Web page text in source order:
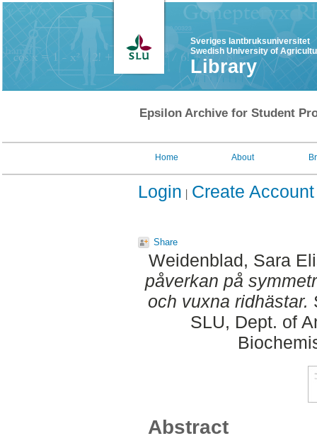
Sveriges lantbruksuniversitet
Swedish University of
Library
Epsilon Archive for Student
Home About
Login Create Account
Share
Weidenblad, Sara
påverkan på
och vuxna ridhästar.
SLU, Dept. of
Abstract